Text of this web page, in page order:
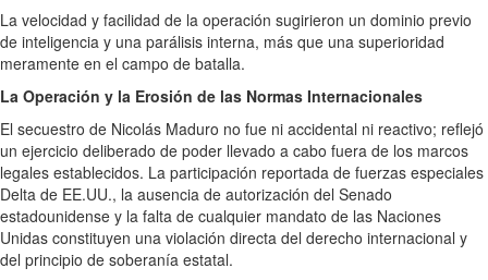
La velocidad y facilidad de la operación sugirieron un dominio previo
de inteligencia y una parálisis interna, más que una superioridad
meramente en el campo de batalla.
La Operación y la Erosión de las Normas Internacionales
El secuestro de Nicolás Maduro no fue ni accidental ni reactivo; reflejó
un ejercicio deliberado de poder llevado a cabo fuera de los marcos
legales establecidos. La participación reportada de fuerzas especiales
Delta de EE.UU., la ausencia de autorización del Senado
estadounidense y la falta de cualquier mandato de las Naciones
Unidas constituyen una violación directa del derecho internacional y
del principio de soberanía estatal.